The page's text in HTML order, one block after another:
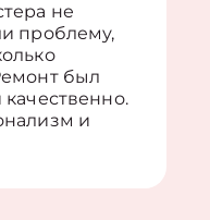
не
проблему,
был
и